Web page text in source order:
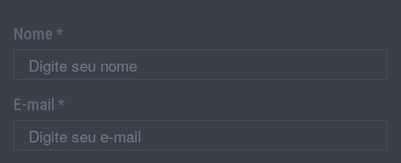
Nome *
E-mail *